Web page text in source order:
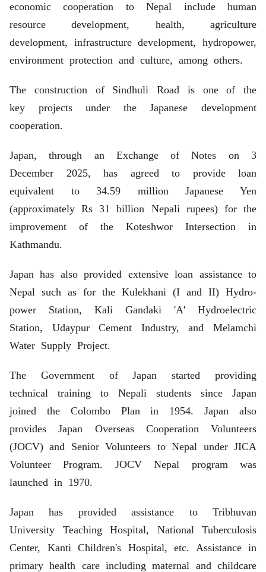
economic cooperation to Nepal include human
resource development, health, agriculture
development, infrastructure development, hydropower,
environment protection and culture, among others.
The construction of Sindhuli Road is one of the
key projects under the Japanese development
cooperation.
Japan, through an Exchange of Notes on 3
December 2025, has agreed to provide loan
equivalent to 34.59 million Japanese Yen
(approximately Rs 31 billion Nepali rupees) for the
improvement of the Koteshwor Intersection in
Kathmandu.
Japan has also provided extensive loan assistance to
Nepal such as for the Kulekhani (I and II) Hydro-
power Station, Kali Gandaki 'A' Hydroelectric
Station, Udaypur Cement Industry, and Melamchi
Water Supply Project.
The Government of Japan started providing
technical training to Nepali students since Japan
joined the Colombo Plan in 1954. Japan also
provides Japan Overseas Cooperation Volunteers
(JOCV) and Senior Volunteers to Nepal under JICA
Volunteer Program. JOCV Nepal program was
launched in 1970.
Japan has provided assistance to Tribhuvan
University Teaching Hospital, National Tuberculosis
Center, Kanti Children's Hospital, etc. Assistance in
primary health care including maternal and childcare